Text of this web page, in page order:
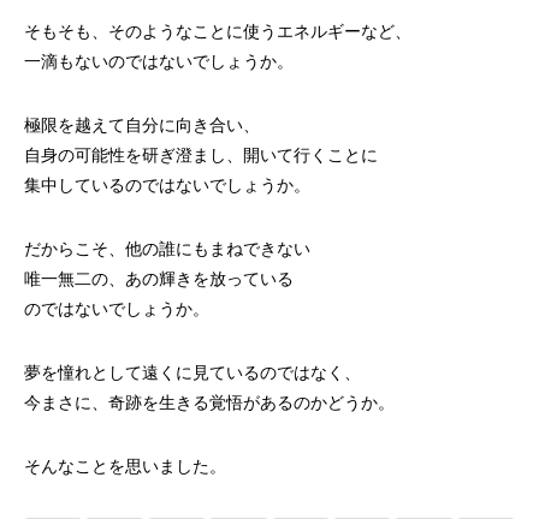
そもそも、そのようなことに使うエネルギーなど、
一滴もないのではないでしょうか。
極限を越えて自分に向き合い、
自身の可能性を研ぎ澄まし、開いて行くことに
集中しているのではないでしょうか。
だからこそ、他の誰にもまねできない
唯一無二の、あの輝きを放っている
のではないでしょうか。
夢を憧れとして遠くに見ているのではなく、
今まさに、奇跡を生きる覚悟があるのかどうか。
そんなことを思いました。